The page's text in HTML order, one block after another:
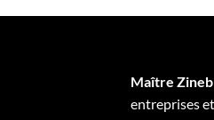
Maître
entreprises